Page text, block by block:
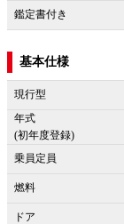
鑑定書付き
基本仕様
現行型
年式
(初年度登録)
乗員定員
燃料
ドア